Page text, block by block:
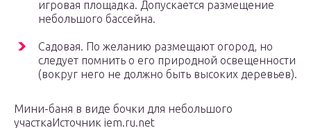
игровая площадка. Допускается размещение
небольшого бассейна.
Садовая. По желанию размещают огород, но
следует помнить о его природной освещенности
(вокруг него не должно быть высоких деревьев).
Мини-баня в виде бочки для небольшого
участкаИсточник iem.ru.net